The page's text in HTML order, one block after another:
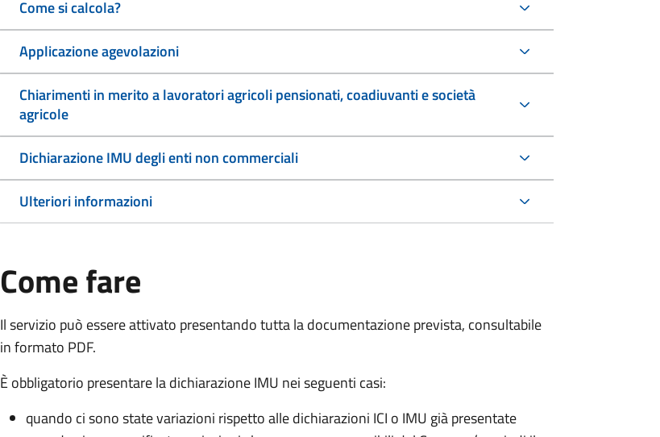
Come si calcola?
Applicazione agevolazioni
Chiarimenti in merito a lavoratori agricoli pensionati, coadiuvanti e società
agricole
Dichiarazione IMU degli enti non commerciali
Ulteriori informazioni
Come fare
Il servizio può essere attivato presentando tutta la documentazione prevista, consultabile
in formato PDF.
È obbligatorio presentare la dichiarazione IMU nei seguenti casi:
quando ci sono state variazioni rispetto alle dichiarazioni ICI o IMU già presentate